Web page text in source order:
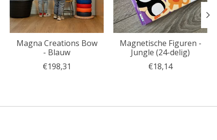
Magna Creations Bow
- Blauw
€198,31
Magnetische Figuren -
Jungle (24-delig)
€18,14